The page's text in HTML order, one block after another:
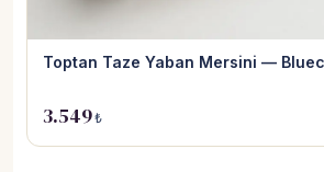
Toptan Taze Yaban Mersini —
3.549₺